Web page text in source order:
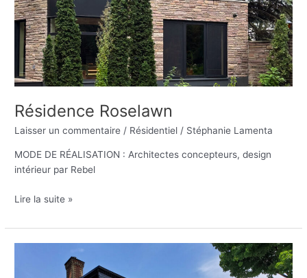
Résidence Roselawn
Laisser un commentaire / Résidentiel / Stéphanie Lamenta
MODE DE RÉALISATION : Architectes concepteurs, design
intérieur par Rebel
Lire la suite »